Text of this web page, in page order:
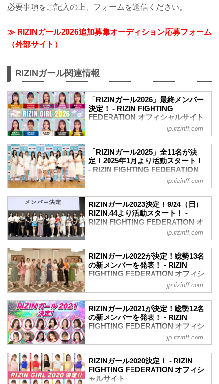
必要事項をご記入の上、フォームを送信ください。
≫ RIZINガール2026追加募集オーディション応募フォーム
（外部サイト）
RIZINガール関連情報
「RIZINガール2026」最終メンバー
決定！ - RIZIN FIGHTING
FEDERATION オフィシャルサイト
2026年のRIZINのリングを彩り盛り上げ
が決定したぞ！
「RIZINガール2026」はRIZIN.52有明大
会で初お披露目！彼女たちの今後の活躍
2026年3月6日～2026年12月31日（予定）
RIZINガールメンバー紹介
新メンバー
ふりがな
名前 事務所 身長 出身 年齢 X Instagram
意気込み
くらさわしえり
倉沢しえり 松竹芸能 162cm 東京都 25歳
@kurasawa...
jp.rizinff.com
「RIZINガール2025」全11名が決
定！2025年1月より活動スタート！
- RIZIN FIGHTING FEDERATION
る「RIZINガール2025」のメンバーが決
定したぞ！
応募総数約400名の中から、一次、二次審
査、そして最終審査を通過したのは、な
んと11名！彼女たちの初舞台は、来年
2025年1月からスタート！
リングを華麗に彩る「RIZINガール
2025」を、みんなで応援しよう！
RIZINガール2025 任期
2025年1月1日〜2025年12月31日（予定）
RIZINガール2025 メンバー（集合写真左
から）
RIKO（りこ）
RIKO（りこ）
出身地...
jp.rizinff.com
RIZINガール2023決定！9/24（日）
RIZIN.44より活動スタート！ -
RIZIN FIGHTING FEDERATION オ
る「RIZINガール2023」のメンバーが決
定したぞ！これまでのRIZINガールのコン
セプトから一転、「歌」と「ダンス」を
選ばれた「RIZINガール2023」。
応募総数約500人の中から、1・2・3次審
査、そして最終審査を通過し、ライブ配
信で行われた最終オーディションを通過
したのは、なんと13名！
彼女たちの初舞台は、9月24日（日）さい
たまスーパーアリーナで開催される
RIZIN.44だ！リングを華麗に彩るR...
jp.rizinff.com
RIZINガール2022が決定！総勢13名
の新メンバーを発表！ - RIZIN
FIGHTING FEDERATION オフィシ
る「RIZINガール2022」のメンバーが決
定したぞ！
RIZIN公式投票オーディション、LINE
タウンのそれぞれ予選・決勝を勝ち抜
き、最終オーディションで選ばれた計13
名が「RIZINガール2022」として活躍す
ることとなった！
彼女たちの初舞台は、9月の予定だ！リン
jp.rizinff.com
RIZINガール2021が決定！総勢12名
の新メンバーを発表！ - RIZIN
FIGHTING FEDERATION オフィシ
る「RIZINガール2021」のメンバーが決
定したぞ！
【17LIVE×RIZIN RIZINガールオーディシ
jp.rizinff.com
RIZINガール2020決定！ - RIZIN
FIGHTING FEDERATION オフィシ
ャルサイト